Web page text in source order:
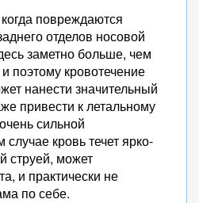
повреждаются
отделов носовой
заметно больше, чем
поэтому кровотечение
нанести значительный
привести к летальному
сильной
кровь течет ярко-
струей, может
и практически не
по себе.